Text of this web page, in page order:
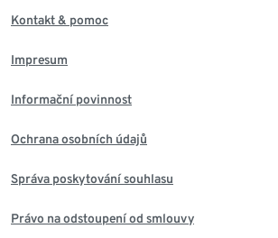
Kontakt & pomoc
Impresum
Informační povinnost
Ochrana osobních údajů
Správa poskytování souhlasu
Právo na odstoupení od smlouvy